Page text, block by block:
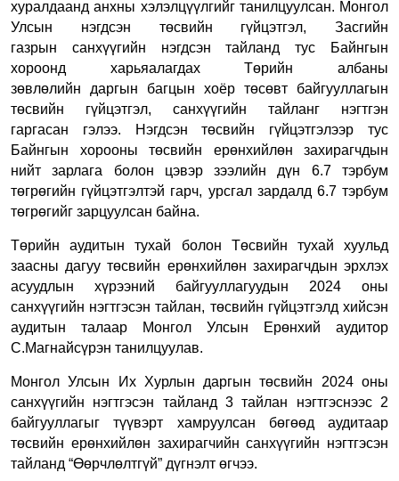
хуралдаанд анхны хэлэлцүүлгийг танилцуулсан. Монгол
Улсын нэгдсэн төсвийн гүйцэтгэл, Засгийн
газрын санхүүгийн нэгдсэн тайланд тус Байнгын
хороонд харьяалагдах Төрийн албаны
зөвлөлийн даргын багцын хоёр төсөвт байгууллагын
төсвийн гүйцэтгэл, санхүүгийн тайланг нэгтгэн
гаргасан гэлээ. Нэгдсэн төсвийн гүйцэтгэлээр тус
Байнгын хорооны төсвийн ерөнхийлөн захирагчдын
нийт зарлага болон цэвэр зээлийн дүн 6.7 тэрбум
төгрөгийн гүйцэтгэлтэй гарч, урсгал зардалд 6.7 тэрбум
төгрөгийг зарцуулсан байна.
Төрийн аудитын тухай болон Төсвийн тухай хуульд
заасны дагуу төсвийн ерөнхийлөн захирагчдын эрхлэх
асуудлын хүрээний байгууллагуудын 2024 оны
санхүүгийн нэгтгэсэн тайлан, төсвийн гүйцэтгэлд хийсэн
аудитын талаар Монгол Улсын Ерөнхий аудитор
С.Магнайсүрэн танилцуулав.
Монгол Улсын Их Хурлын даргын төсвийн 2024 оны
санхүүгийн нэгтгэсэн тайланд 3 тайлан нэгтгэснээс 2
байгууллагыг түүвэрт хамруулсан бөгөөд аудитаар
төсвийн ерөнхийлөн захирагчийн санхүүгийн нэгтгэсэн
тайланд “Өөрчлөлтгүй” дүгнэлт өгчээ.